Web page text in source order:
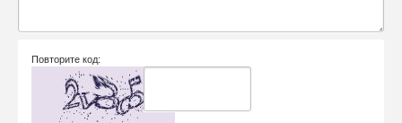
Повторите код: